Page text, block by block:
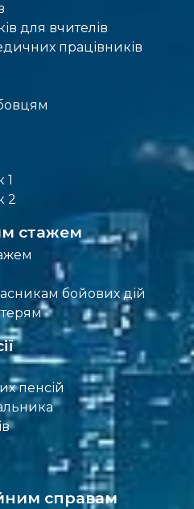
для вчителів
працівників
1
2
стажем
бойових дій
пенсій
справам